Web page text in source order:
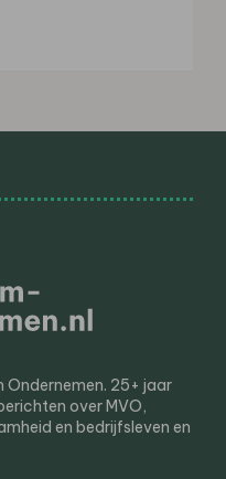
Ondernemen. 25+ jaar
over MVO,
en bedrijfsleven en